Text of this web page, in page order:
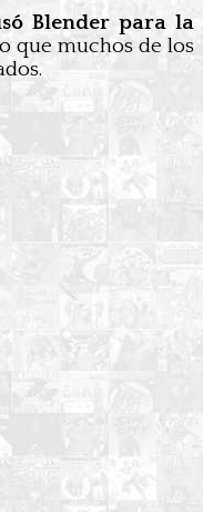
Blender para la
que muchos de los